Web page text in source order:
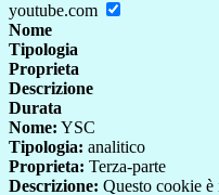
youtube.com
Nome
Tipologia
Proprieta
Descrizione
Durata
Nome: YSC
Tipologia: analitico
Proprieta: Terza-parte
Descrizione: Questo cookie è